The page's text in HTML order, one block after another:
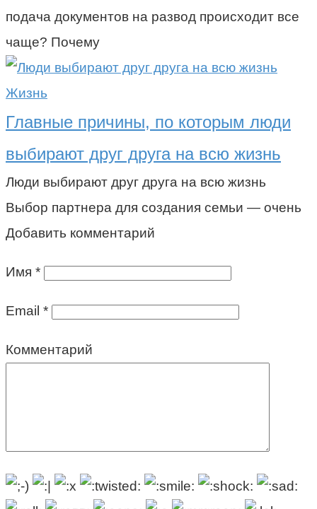
подача документов на развод происходит все
чаще? Почему
Жизнь
Главные причины, по которым люди
выбирают друг друга на всю жизнь
Люди выбирают друг друга на всю жизнь
Выбор партнера для создания семьи — очень
Добавить комментарий
Имя *
Email *
Комментарий